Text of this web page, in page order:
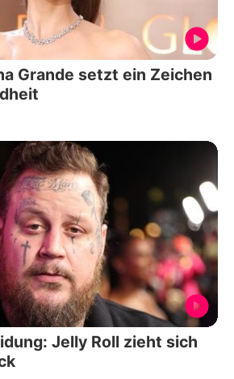
Grande setzt ein Zeichen
Jelly Roll zieht sich